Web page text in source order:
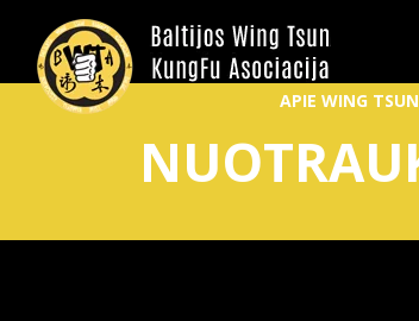
APIE WING TSUN